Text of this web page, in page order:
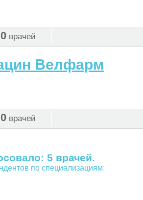
0 врачей
Велфарм
0 врачей
5 врачей.
по специализациям: